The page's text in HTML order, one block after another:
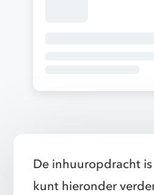
De inhuuropdracht
kunt hieronder